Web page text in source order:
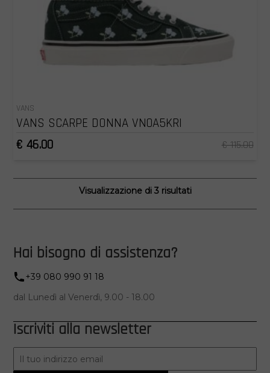
VANS
VANS SCARPE DONNA VN0A5KRI
€ 46.00
€ 115.00
Visualizzazione di 3 risultati
Hai bisogno di assistenza?
+39 080 990 91 18
dal Lunedì al Venerdì, 9.00 - 18.00
Iscriviti alla newsletter